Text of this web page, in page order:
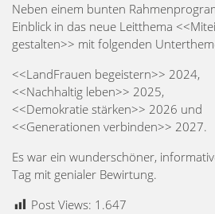
Neben einem bunten
Einblick in das neue Leitthema
gestalten>> mit folgenden
<<LandFrauen begeistern>> 2024,
<<Nachhaltig leben>> 2025,
<<Demokratie stärken>> 2026 und
<<Generationen verbinden>> 2027.
Es war ein wunderschöner,
Tag mit genialer Bewirtung.
Post Views: 1.647